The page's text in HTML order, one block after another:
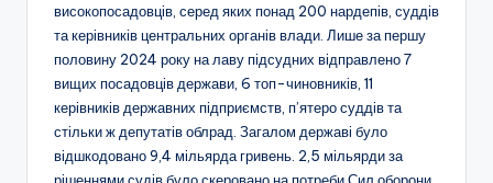
високопосадовців, серед яких понад 200 нардепів, суддів
та керівників центральних органів влади. Лише за першу
половину 2024 року на лаву підсудних відправлено 7
вищих посадовців держави, 6 топ-чиновників, 11
керівників державних підприємств, п’ятеро суддів та
стільки ж депутатів облрад. Загалом державі було
відшкодовано 9,4 мільярда гривень. 2,5 мільярди за